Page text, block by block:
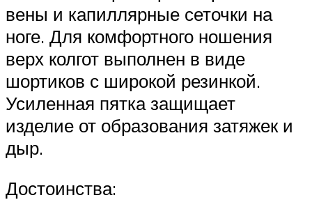
вены и капиллярные сеточки на
ноге. Для комфортного ношения
верх колгот выполнен в виде
шортиков с широкой резинкой.
Усиленная пятка защищает
изделие от образования затяжек и
дыр.
Достоинства: